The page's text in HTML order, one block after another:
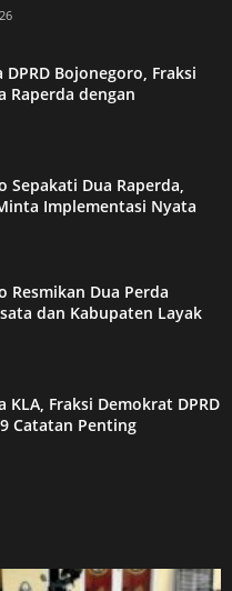
Bojonegoro, Fraksi
Raperda dengan
Sepakati Dua Raperda,
Implementasi Nyata
Resmikan Dua Perda
dan Kabupaten Layak
KLA, Fraksi Demokrat DPRD
Catatan Penting